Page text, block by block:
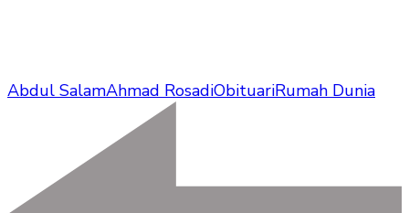
Abdul SalamAhmad RosadiObituariRumah Dunia